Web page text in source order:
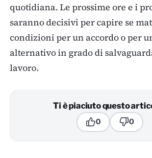
quotidiana. Le prossime ore e i
saranno decisivi per capire se
condizioni per un accordo o per
alternativo in grado di
lavoro.
Ti è piaciuto questo
0 0